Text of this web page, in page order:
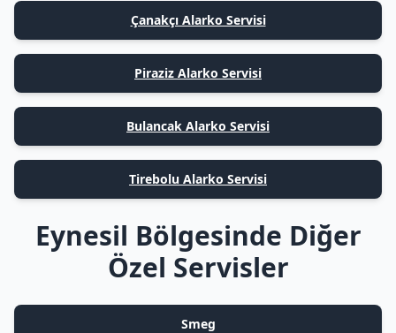
Çanakçı Alarko Servisi
Piraziz Alarko Servisi
Bulancak Alarko Servisi
Tirebolu Alarko Servisi
Eynesil Bölgesinde Diğer
Özel Servisler
Smeg